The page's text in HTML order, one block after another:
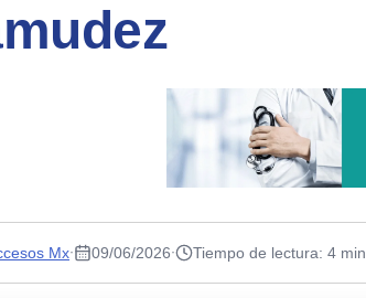
Mx· 09/06/2026· Tiempo de lectura: 4 min